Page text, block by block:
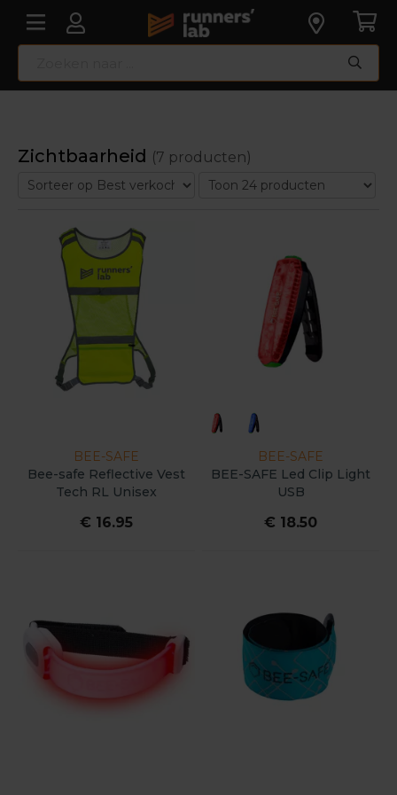
Zichtbaarheid (7 producten)
BEE-SAFE
Bee-safe Reflective Vest
Tech RL Unisex
€ 16.95
BEE-SAFE
BEE-SAFE Led Clip Light
USB
€ 18.50